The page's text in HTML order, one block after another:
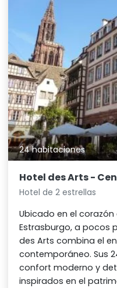
24 habitaciones
Hotel des Arts -
Hotel de 2 estrellas
Ubicado en el
Estrasburgo, a pocos
des Arts combina el
contemporáneo. Sus
confort moderno y
inspirados en el